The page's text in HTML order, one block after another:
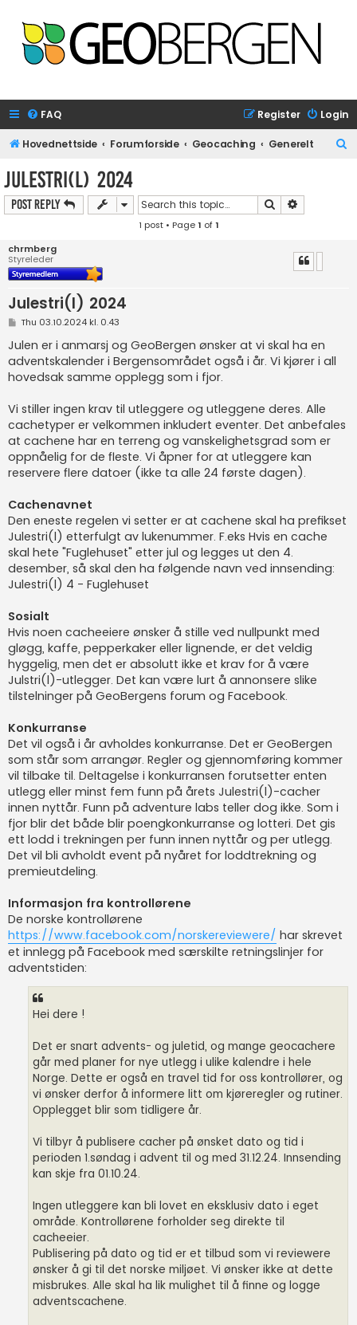
FAQ Login
Register
Hovednettside Forumforside Geocaching Generelt
Julestri(l) 2024
Post Reply Search
1 post • Page1 of1
chrmberg
Styreleder
Julestri(l) 2024
P
s
t
Thu 03.10.2024 kl. 0.43
Julen er i anmarsj og GeoBergen ønsker at vi skal ha en
adventskalender i Bergensområdet også i år. Vi kjører i all
hovedsak samme opplegg som i fjor.
Vi stiller ingen krav til utleggere og utleggene deres. Alle
cachetyper er velkommen inkludert eventer. Det anbefales
at cachene har en terreng og vanskelighetsgrad som er
oppnåelig for de fleste. Vi åpner for at utleggere kan
reservere flere datoer (ikke ta alle 24 første dagen).
Cachenavnet
Den eneste regelen vi setter er at cachene skal ha prefikset
Julestri(l) etterfulgt av lukenummer. F.eks Hvis en cache
skal hete "Fuglehuset" etter jul og legges ut den 4.
desember, så skal den ha følgende navn ved innsending:
Julestri(l) 4 - Fuglehuset
Sosialt
Hvis noen cacheeiere ønsker å stille ved nullpunkt med
gløgg, kaffe, pepperkaker eller lignende, er det veldig
hyggelig, men det er absolutt ikke et krav for å være
Julstri(l)-utlegger. Det kan være lurt å annonsere slike
tilstelninger på GeoBergens forum og Facebook.
Konkurranse
Det vil også i år avholdes konkurranse. Det er GeoBergen
som står som arrangør. Regler og gjennomføring kommer
vil tilbake til. Deltagelse i konkurransen forutsetter enten
utlegg eller minst fem funn på årets Julestri(l)-cacher
innen nyttår. Funn på adventure labs teller dog ikke. Som i
fjor blir det både blir poengkonkurranse og lotteri. Det gis
ett lodd i trekningen per funn innen nyttår og per utlegg.
Det vil bli avholdt event på nyåret for loddtrekning og
premieutdeling.
Informasjon fra kontrollørene
De norske kontrollørene
https://www.facebook.com/norskereviewere/ har skrevet
et innlegg på Facebook med særskilte retningslinjer for
adventstiden:
Hei dere !
Det er snart advents- og juletid, og mange geocachere
går med planer for nye utlegg i ulike kalendre i hele
Norge. Dette er også en travel tid for oss kontrollører, og
vi ønsker derfor å informere litt om kjøreregler og rutiner.
Opplegget blir som tidligere år.
Vi tilbyr å publisere cacher på ønsket dato og tid i
perioden 1.søndag i advent til og med 31.12.24. Innsending
kan skje fra 01.10.24.
Ingen utleggere kan bli lovet en eksklusiv dato i eget
område. Kontrollørene forholder seg direkte til
cacheeier.
Publisering på dato og tid er et tilbud som vi reviewere
ønsker å gi til det norske miljøet. Vi ønsker ikke at dette
misbrukes. Alle skal ha lik mulighet til å finne og logge
adventscachene.